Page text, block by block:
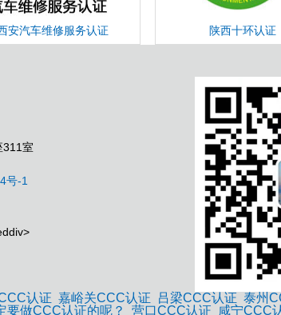
安汽车维修服务认证 陕西十环认证
室
号-1
认证 嘉峪关CCC认证 吕梁CCC认证 泰州
要做CCC认证的呢？ 营口CCC认证 咸宁CCC